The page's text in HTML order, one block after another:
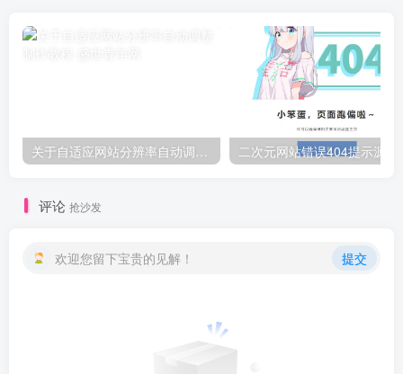
关于自适应网站分辨率自动调整制作教程 二次元网站错误404提示源码
评论 抢沙发
欢迎您留下宝贵的见解！ 提交